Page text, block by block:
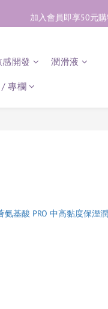
加入會員即享50元
加入會員即享50元
加入會員即享50元
感開發 潤滑液
專欄